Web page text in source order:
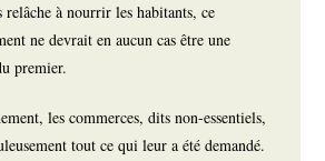
à nourrir les habitants, ce
ne devrait en aucun cas être une
premier.
les commerces, dits non-essentiels,
tout ce qui leur a été demandé.